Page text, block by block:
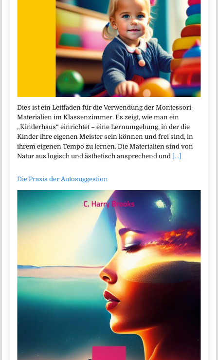
Dies ist ein Leitfaden für die Verwendung der Montessori-
Materialien im Klassenzimmer. Es zeigt, wie man ein
„Kinderhaus“ einrichtet – eine Lernumgebung, in der die
Kinder ihre eigenen Meister sein können und frei sind, in
ihrem eigenen Tempo zu lernen. Die Materialien sind von
Natur aus logisch und ästhetisch ansprechend und [...]
Die Praxis der Autosuggestion